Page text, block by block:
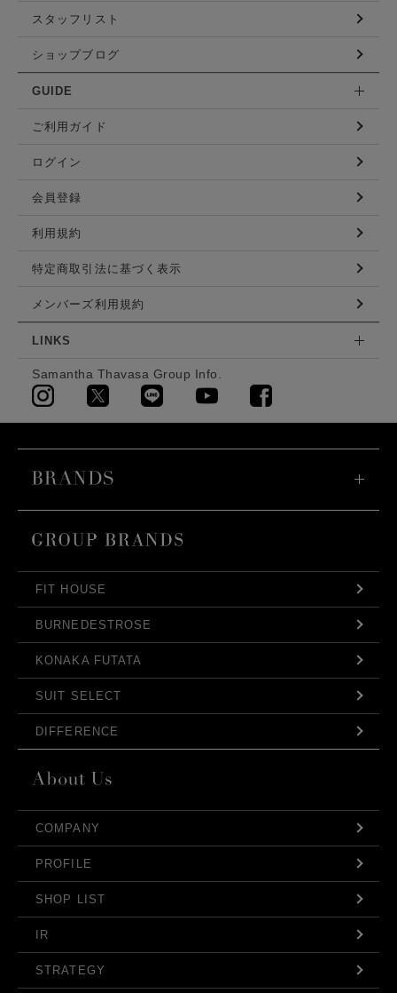
スタッフリスト
ショップブログ
GUIDE
ご利用ガイド
ログイン
会員登録
利用規約
特定商取引法に基づく表示
メンバーズ利用規約
LINKS
Samantha Thavasa Group Info.
FIT HOUSE
BURNEDESTROSE
KONAKA FUTATA
SUIT SELECT
DIFFERENCE
COMPANY
PROFILE
SHOP LIST
IR
STRATEGY